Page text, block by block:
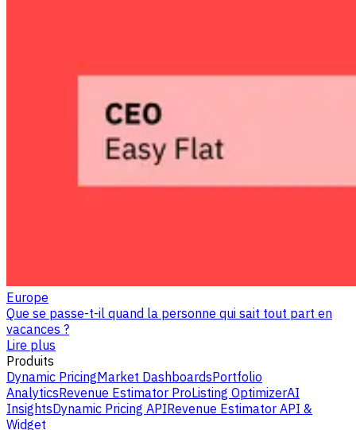
Europe
Que se passe-t-il quand la personne qui sait tout part en
vacances ?
Lire plus
Produits
Dynamic PricingMarket DashboardsPortfolio
AnalyticsRevenue Estimator ProListing OptimizerAI
InsightsDynamic Pricing APIRevenue Estimator API &
Widget